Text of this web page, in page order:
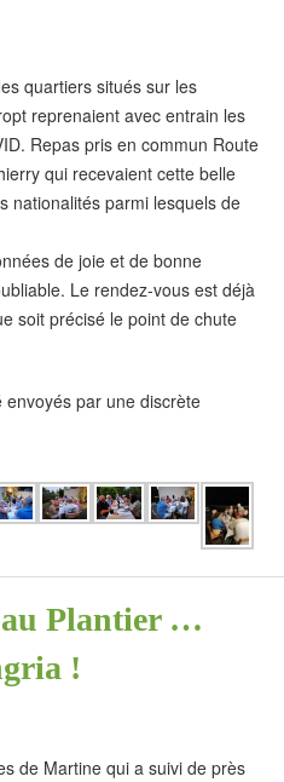
quartiers situés sur les
reprenaient avec entrain les
Repas pris en commun Route
qui recevaient cette belle
nationalités parmi lesquels de
de joie et de bonne
Le rendez-vous est déjà
soit précisé le point de chute
par une discrète
au Plantier …
!
de Martine qui a suivi de près